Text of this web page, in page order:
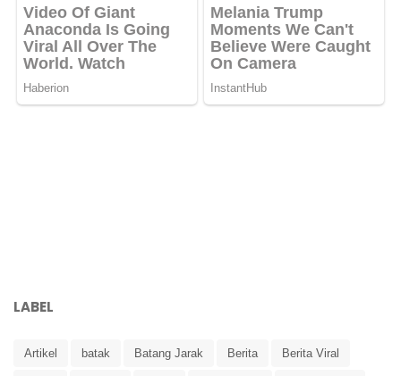
LABEL
Artikel batak Batang Jarak Berita Berita Viral